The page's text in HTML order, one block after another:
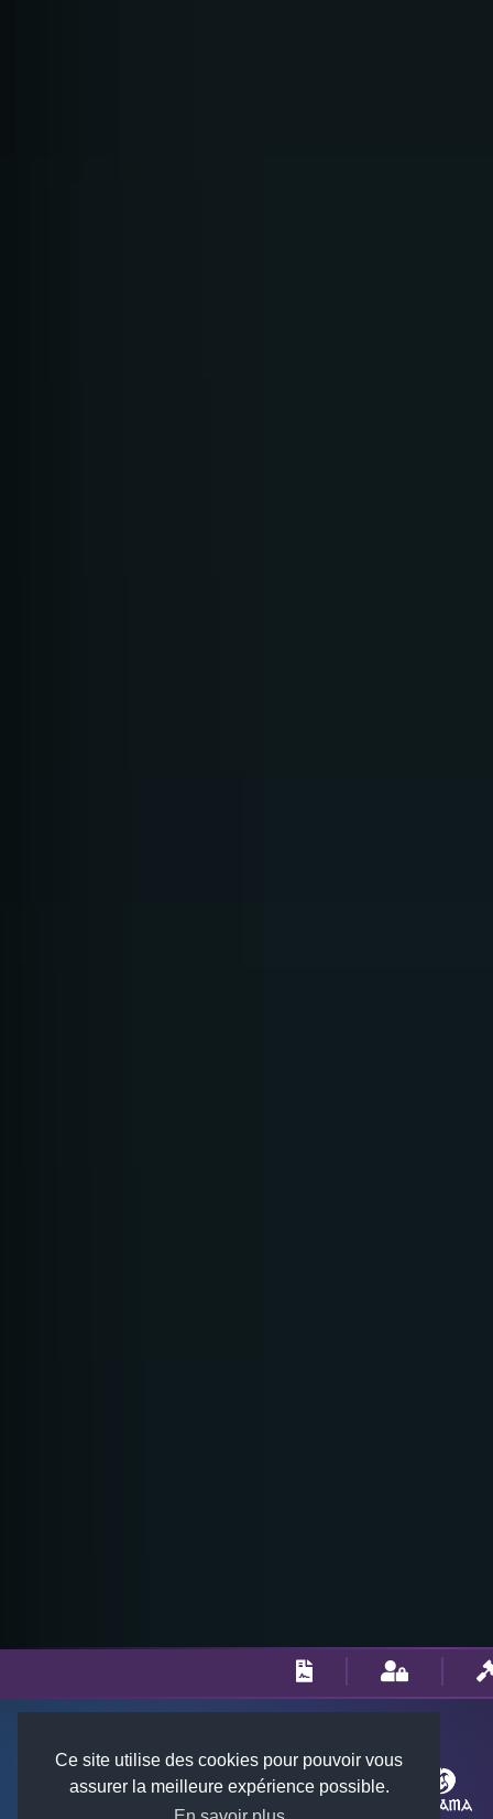
Ce site utilise des cookies pour pouvoir vous
assurer la meilleure expérience possible.